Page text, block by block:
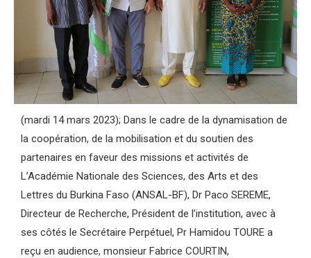
(mardi 14 mars 2023); Dans le cadre de la dynamisation de
la coopération, de la mobilisation et du soutien des
partenaires en faveur des missions et activités de
L’Académie Nationale des Sciences, des Arts et des
Lettres du Burkina Faso (ANSAL-BF), Dr Paco SEREME,
Directeur de Recherche, Président de l’institution, avec à
ses côtés le Secrétaire Perpétuel, Pr Hamidou TOURE a
reçu en audience, monsieur Fabrice COURTIN,